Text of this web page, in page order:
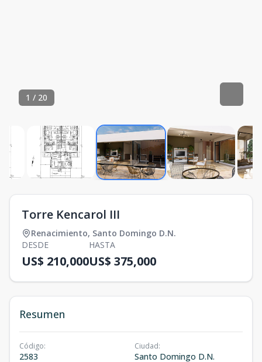
1 / 20
Torre Kencarol III
Renacimiento, Santo Domingo D.N.
DESDE
US$ 210,000
HASTA
US$ 375,000
Resumen
Código:
2583
Ciudad:
Santo Domingo D.N.